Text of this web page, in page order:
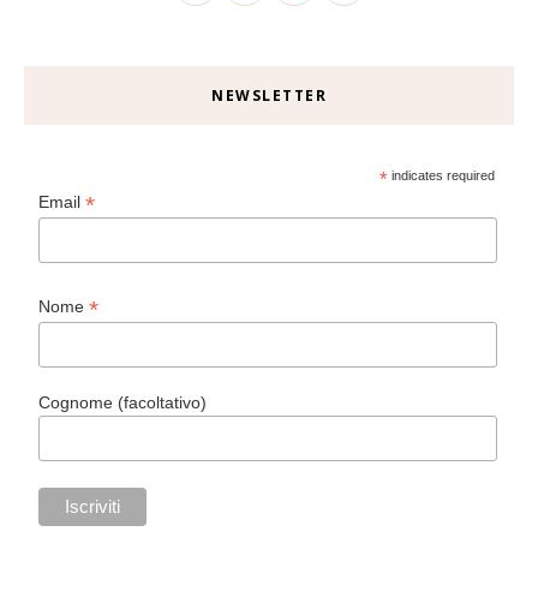
NEWSLETTER
* indicates required
Email*
Nome*
Cognome (facoltativo)